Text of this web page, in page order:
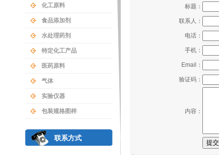
化工原料
食品添加剂
水处理药剂
特定化工产品
医药原料
气体
实验仪器
包装规格图样
联系方式
标题：
联系人：
电话：
手机：
Email：
验证码：
内容：